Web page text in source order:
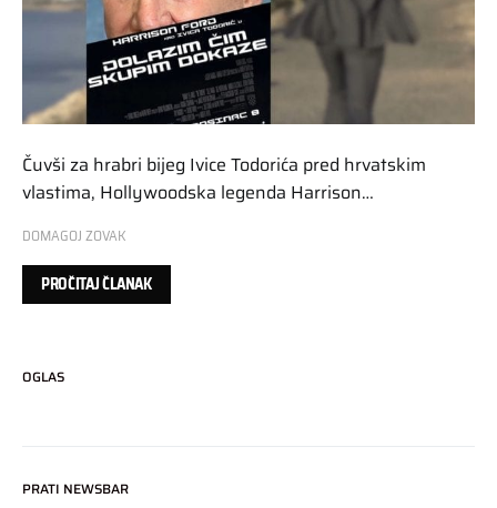
Čuvši za hrabri bijeg Ivice Todorića pred hrvatskim
vlastima, Hollywoodska legenda Harrison…
DOMAGOJ ZOVAK
PROČITAJ ČLANAK
OGLAS
PRATI NEWSBAR